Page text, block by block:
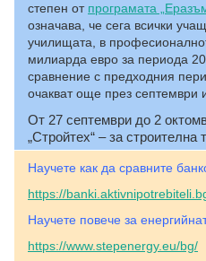
степен от програмата
означава, че сега всички
училищата, в
милиарда евро за периода
сравнение с предходния
очакват още през септември
От 27 септември до 2
„Стройтех“ – за
Научете как да сравните
https://
Научете повече за
https://www.stepenergy.eu/bg/